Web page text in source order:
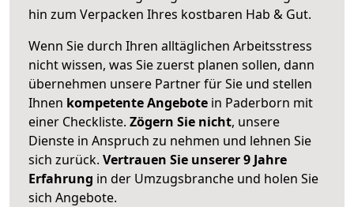
hin zum Verpacken Ihres kostbaren Hab & Gut.
Wenn Sie durch Ihren alltäglichen Arbeitsstress
nicht wissen, was Sie zuerst planen sollen, dann
übernehmen unsere Partner für Sie und stellen
Ihnen kompetente Angebote in Paderborn mit
einer Checkliste. Zögern Sie nicht, unsere
Dienste in Anspruch zu nehmen und lehnen Sie
sich zurück. Vertrauen Sie unserer 9 Jahre
Erfahrung in der Umzugsbranche und holen Sie
sich Angebote.